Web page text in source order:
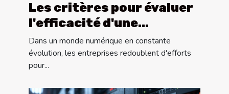
Les critères pour évaluer
l'efficacité d'une
campagne SEO
Dans un monde numérique en constante
évolution, les entreprises redoublent d'efforts
pour...